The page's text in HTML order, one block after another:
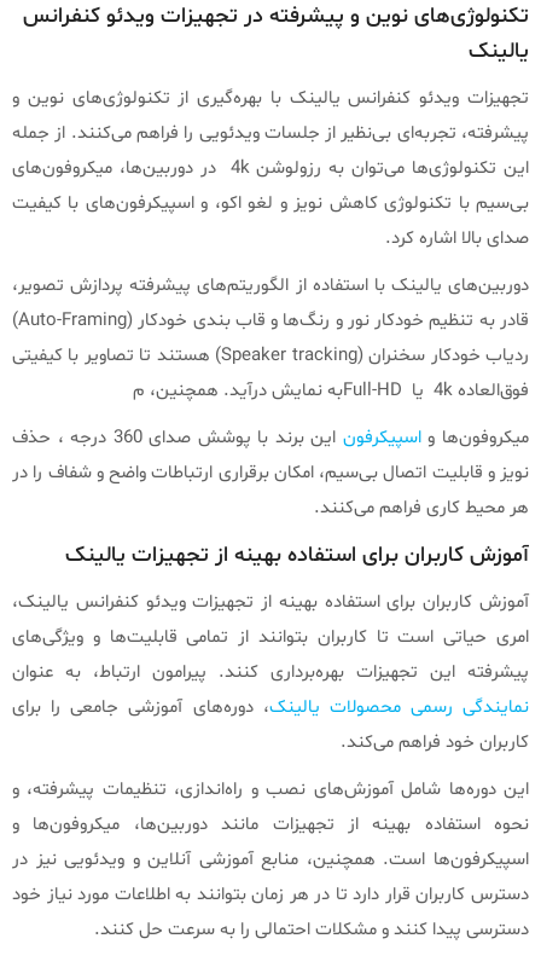
تکنولوژی‌های نوین و پیشرفته در تجهیزات ویدئو کنفرانس
یالینک
تجهیزات ویدئو کنفرانس یالینک با بهره‌گیری از تکنولوژی‌های نوین و
پیشرفته، تجربه‌ای بی‌نظیر از جلسات ویدئویی را فراهم می‌کنند. از جمله
این تکنولوژی‌ها می‌توان به رزولوشن 4k در دوربین‌ها، میکروفون‌های
بی‌سیم با تکنولوژی کاهش نویز و لغو اکو، و اسپیکرفون‌های با کیفیت
صدای بالا اشاره کرد.
دوربین‌های یالینک با استفاده از الگوریتم‌های پیشرفته پردازش تصویر،
قادر به تنظیم خودکار نور و رنگ‌ها و قاب بندی خودکار (Auto-Framing)
ردیاب خودکار سخنران (Speaker tracking) هستند تا تصاویر با کیفیتی
فوق‌العاده 4k یا Full-HDبه نمایش درآید. همچنین، م
میکروفون‌ها واسپیکرفون‌
این برند با پوشش صدای 360 درجه ، حذف
نویز و قابلیت اتصال بی‌سیم، امکان برقراری ارتباطات واضح و شفاف را در
هر محیط کاری فراهم می‌کنند.
آموزش کاربران برای استفاده بهینه از تجهیزات یالینک
آموزش کاربران برای استفاده بهینه از تجهیزات ویدئو کنفرانس یالینک،
امری حیاتی است تا کاربران بتوانند از تمامی قابلیت‌ها و ویژگی‌های
پیشرفته این تجهیزات بهره‌برداری کنند. پیرامون ارتباط، به عنوان
نمایندگی رسمی محصولات یالینک، دوره‌های آموزشی جامعی را برای
کاربران خود فراهم می‌کند.
این دوره‌ها شامل آموزش‌های نصب و راه‌اندازی، تنظیمات پیشرفته، و
نحوه استفاده بهینه از تجهیزات مانند دوربین‌ها، میکروفون‌ها و
اسپیکرفون‌ها است. همچنین، منابع آموزشی آنلاین و ویدئویی نیز در
دسترس کاربران قرار دارد تا در هر زمان بتوانند به اطلاعات مورد نیاز خود
دسترسی پیدا کنند و مشکلات احتمالی را به سرعت حل کنند.